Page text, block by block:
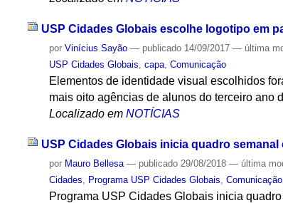
USP Cidades Globais escolhe logotipo em
porVinícius Sayão — publicado 14/09/2017— última
USP Cidades Globais,capa,Comunicação
Elementos de identidade visual escolhidos
mais oito agências de alunos do terceiro ano
Localizado em NOTÍCIAS
USP Cidades Globais inicia quadro
por Mauro Bellesa — publicado 29/08/2018— última
Cidades
Programa USP Cidades Globais ,Comunicação
Programa USP Cidades Globais inicia